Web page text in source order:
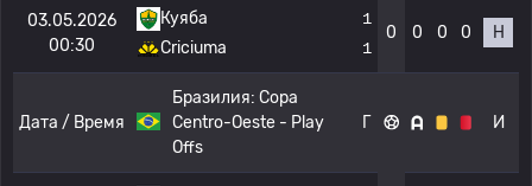
03.05.2026
00:30
Куяба
Criciuma
1
1
0 0 0 0 Н
Дата / Время
Бразилия: Copa
Centro-Oeste - Play
Offs
Г И